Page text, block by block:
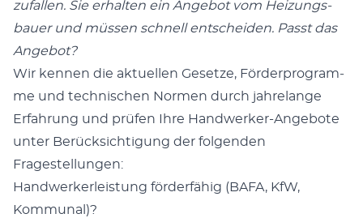
zu­fal­len. Sie erhal­ten ein Ange­bot vom Hei­zungs­
bau­er und müs­sen schnell ent­schei­den. Passt das
Angebot?
Wir ken­nen die aktu­el­len Geset­ze, För­der­pro­gram­
me und tech­ni­schen Nor­men durch jah­re­lan­ge
Erfah­rung und prü­fen Ihre Hand­wer­ker-Ange­bo­te
unter Berück­sich­ti­gung der fol­gen­den
Fragestellungen:
Hand­wer­kerleis­tung för­der­fä­hig (BAFA, KfW,
Kommunal)?